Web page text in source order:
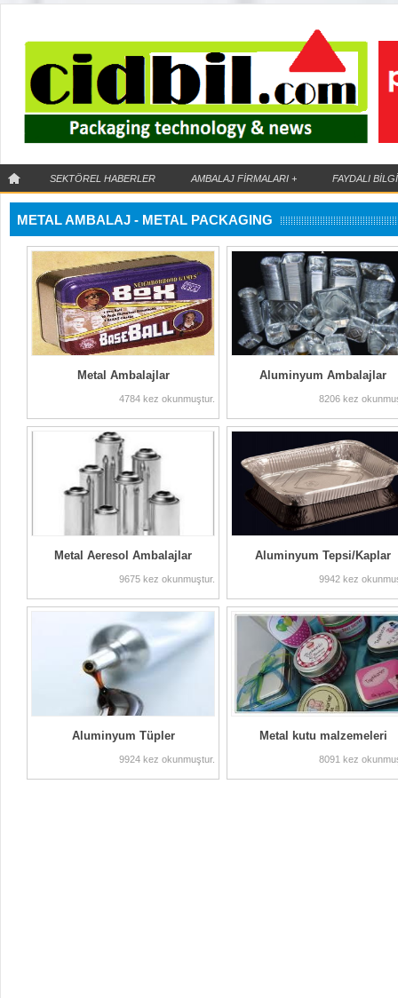
SEKTÖREL HABERLER AMBALAJ FİRMALARI + FAYDALI
METAL AMBALAJ - METAL PACKAGING
Metal Ambalajlar
4784 kez okunmuştur.
Aluminyum Ambalajlar
8206 kez
Metal Aeresol Ambalajlar
9675 kez okunmuştur.
Aluminyum Tepsi/Kaplar
9942 kez
Aluminyum Tüpler
9924 kez okunmuştur.
Metal kutu malzemeleri
8091 kez
Kalıp içi etiketleme
(IML) ne demektir ?
IML Teknolojisi